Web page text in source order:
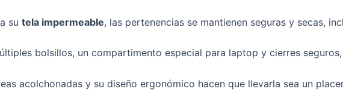
su tela impermeable, las pertenencias se mantienen seguras y secas,
bolsillos, un compartimento especial para laptop y cierres
acolchonadas y su diseño ergonómico hacen que llevarla sea un